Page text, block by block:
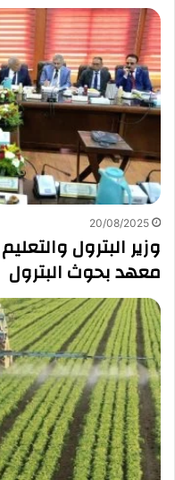
20/08/2025
وزير البترول
معهد بحوث البترول